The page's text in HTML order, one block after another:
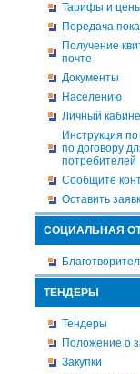
Тарифы и
Передача
Получение
почте
Документы
Населению
Личный
Инструкция
по договору
потребителей
Сообщите
Оставить
СОЦИАЛЬНАЯ
ТЕНДЕРЫ
Тендеры
Положение о
Закупки